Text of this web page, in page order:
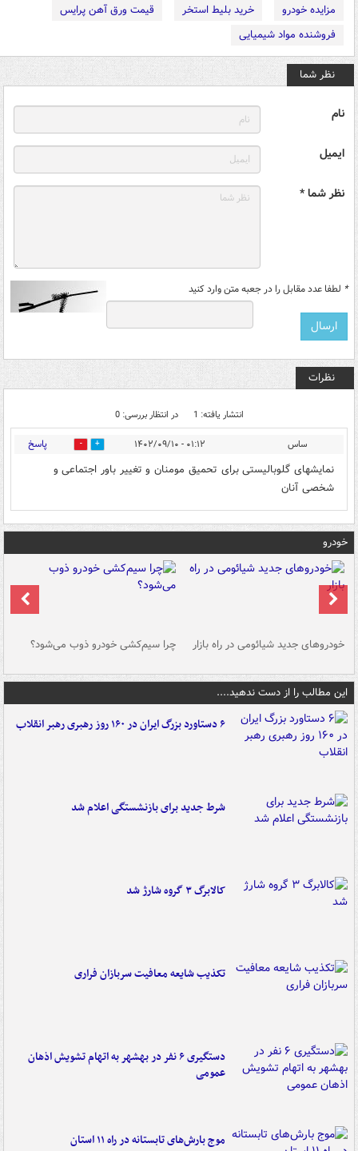
مزایده خودرو
خرید بلیط استخر
قیمت ورق آهن پرایس
فروشنده مواد شیمیایی
نظر شما
نام
ایمیل
نظر شما *
* لطفا عدد مقابل را در جعبه متن وارد کنید
نظرات
انتشار یافته: 1 در انتظار بررسی: 0
ساس ۰۱:۱۲ - ۱۴۰۲/۰۹/۱۰ 0 پاسخ
نمایشهای گلوبالیستی برای تحمیق مومنان و تغییر باور اجتماعی و
شخصی آنان
خودرو
خودروهای جدید شیائومی در راه بازار چرا سیم‌کشی خودرو ذوب می‌شود؟
این مطالب را از دست ندهید....
۶ دستاورد بزرگ ایران در ۱۶۰ روز رهبری رهبر انقلاب
شرط جدید برای بازنشستگی اعلام شد
کالابرگ ۳ گروه شارژ شد
تکذیب شایعه معافیت سربازان فراری
دستگیری ۶ نفر در بهشهر به اتهام تشویش اذهان
عمومی
موج بارش‌های تابستانه در راه ۱۱ استان